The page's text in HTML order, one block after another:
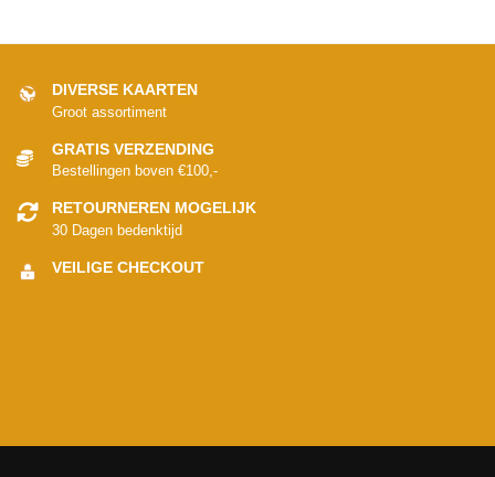
DIVERSE KAARTEN
Groot assortiment
GRATIS VERZENDING
Bestellingen boven €100,-
RETOURNEREN MOGELIJK
30 Dagen bedenktijd
VEILIGE CHECKOUT